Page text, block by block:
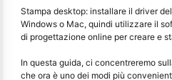
Stampa desktop: installare il driver
Windows o Mac, quindi utilizzare il
di progettazione online per creare e
In questa guida, ci concentreremo
che ora è uno dei modi più